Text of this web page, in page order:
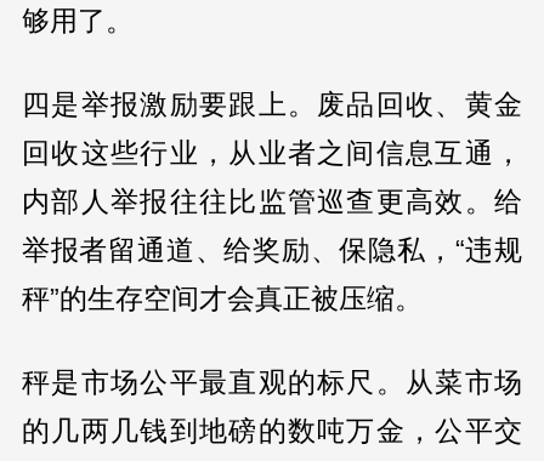
够用了。
四是举报激励要跟上。废品回收、黄金
回收这些行业，从业者之间信息互通，
内部人举报往往比监管巡查更高效。给
举报者留通道、给奖励、保隐私，“违规
秤”的生存空间才会真正被压缩。
秤是市场公平最直观的标尺。从菜市场
的几两几钱到地磅的数吨万金，公平交